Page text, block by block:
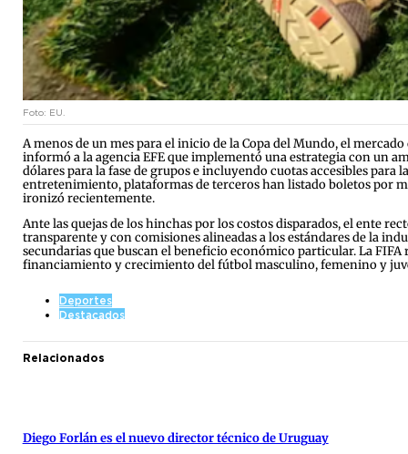
Foto: EU.
A menos de un mes para el inicio de la Copa del Mundo, el
informó a la agencia EFE que implementó una estrategia con un
dólares para la fase de grupos e incluyendo cuotas accesibles
entretenimiento, plataformas de terceros han listado boletos por
ironizó recientemente.
Ante las quejas de los hinchas por los costos disparados, el ente
transparente y con comisiones alineadas a los estándares de la
secundarias que buscan el beneficio económico particular. La
financiamiento y crecimiento del fútbol masculino, femenino y
Deportes
Destacados
Relacionados
Diego Forlán es el nuevo director técnico de Uruguay